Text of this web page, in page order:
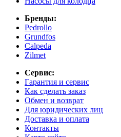
Бренды:
Pedrollo
Grundfos
Calpeda
Zilmet
Сервис:
Гарантия и сервис
Как сделать заказ
Обмен и возврат
Для юридических лиц
Доставка и оплата
Контакты